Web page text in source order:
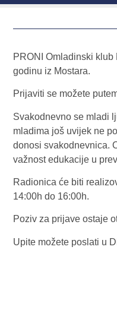
PRONI Omladinski klub
godinu iz Mostara.
Prijaviti se možete
Svakodnevno se mladi
mladima još uvijek ne
donosi svakodnevnica.
važnost edukacije u
Radionica će biti
14:00h do 16:00h.
Poziv za prijave ostaje
Upite možete poslati u